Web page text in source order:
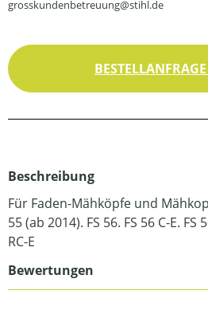
grosskundenbetreuung@stihl.de
Beschreibung
Für Faden-Mähköpfe und
55 (ab 2014). FS 56. FS 56 C-E. FS
RC-E
Bewertungen